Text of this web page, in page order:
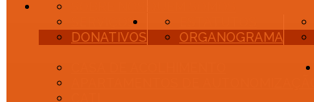
SERVIÇOS
DONATIVOS
ORGANOGRAMA